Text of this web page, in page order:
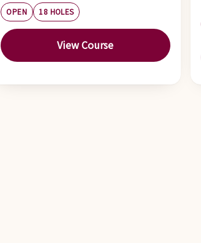
OPEN 18 HOLES
View Course